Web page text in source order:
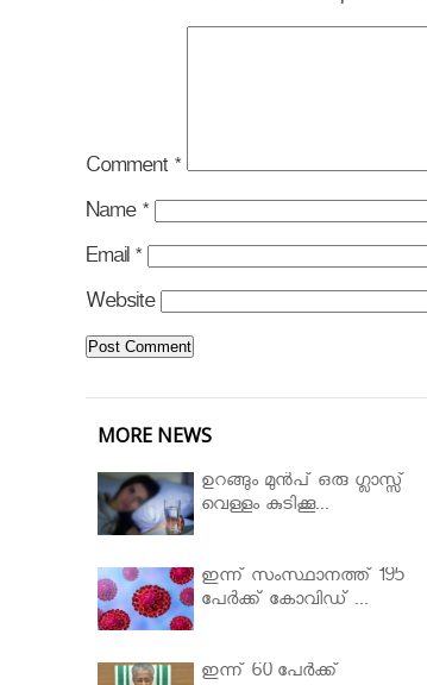
Comment *
Name *
Email *
Website
MORE NEWS
ഉറങ്ങും മുന്‍പ് ഒരു ഗ്ലാസ്സ്
വെള്ളം കുടിക്കൂ...
ഇന്ന് സംസ്ഥാനത്ത് 195
പേര്‍ക്ക് കോവിഡ് ...
ഇന്ന് 60 പേർക്ക്